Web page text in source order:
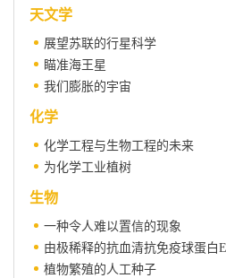
天文学
展望苏联的行星科学
瞄准海王星
我们膨胀的宇宙
化学
化学工程与生物工程的未来
为化学工业植树
生物
一种令人难以置信的现象
由极稀释的抗血清抗免疫球蛋白
植物繁殖的人工种子